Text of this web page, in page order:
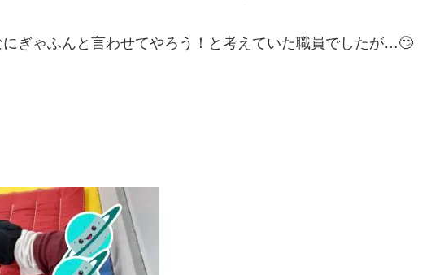
ぎゃふんと言わせてやろう！と考えていた職員でしたが…🙄